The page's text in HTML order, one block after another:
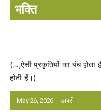
भक्ति
May 26, 2026 डायरी
(…,ऐसी प्रकृतियों का बंध होता
होती हैं।)